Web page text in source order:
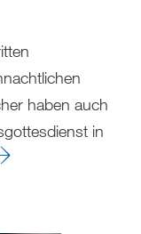
haben auch
in